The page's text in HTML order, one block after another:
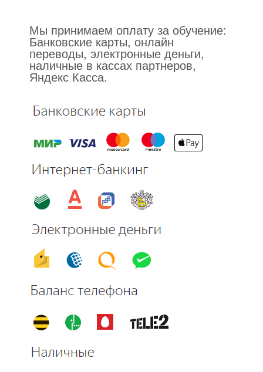
Мы принимаем оплату за обучение:
Банковские карты, онлайн
переводы, электронные деньги,
наличные в кассах партнеров,
Яндекс Касса.